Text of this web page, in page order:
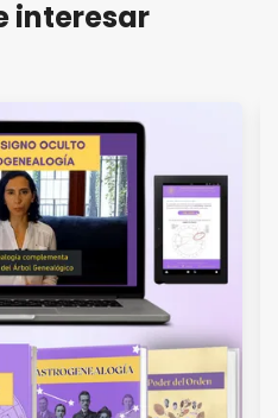
interesar